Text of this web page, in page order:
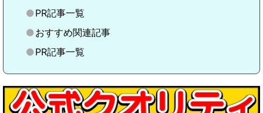
PR記事一覧
おすすめ関連記事
PR記事一覧